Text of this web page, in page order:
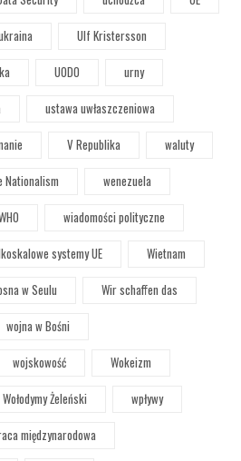
Ulf Kristersson
UODO
urny
ustawa uwłaszczeniowa
V Republika
waluty
Nationalism
wenezuela
wiadomości polityczne
systemy UE
Wietnam
w Seulu
Wir schaffen das
wojna w Bośni
wojskowość
Wokeizm
Wołodymy Żeleński
wpływy
międzynarodowa